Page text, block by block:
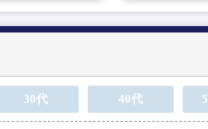
30代 40代